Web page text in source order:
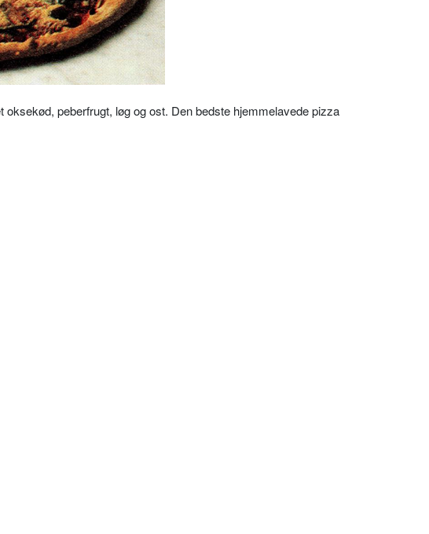
peberfrugt, løg og ost. Den bedste hjemmelavede pizza